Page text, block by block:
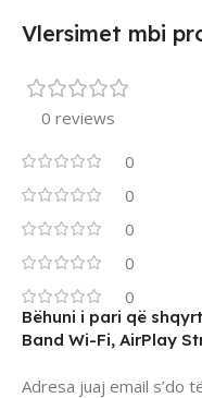
Vlersimet mbi
0 reviews
0
0
0
0
0
Bëhuni i pari që
Band Wi-Fi, AirPlay
Adresa juaj email s’do